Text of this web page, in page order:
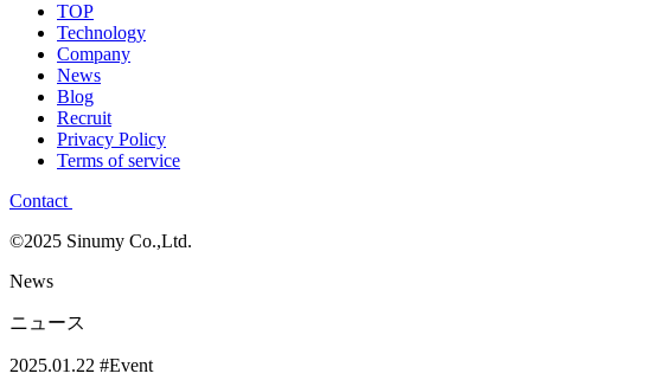
TOP
Technology
Company
News
Blog
Recruit
Privacy Policy
Terms of service
Contact
©2025 Sinumy Co.,Ltd.
News
ニュース
2025.01.22 #Event